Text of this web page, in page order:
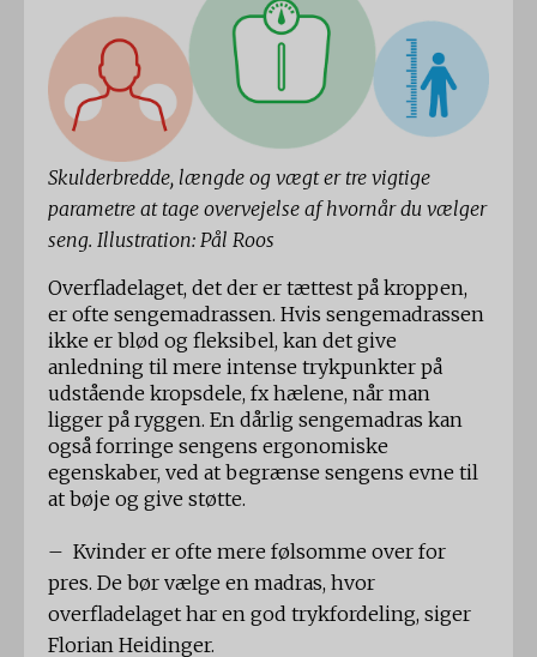
Skulderbredde, længde og vægt er tre vigtige
parametre at tage overvejelse af hvornår du vælger
seng. Illustration: Pål Roos
Overfladelaget, det der er tættest på kroppen,
er ofte sengemadrassen. Hvis sengemadrassen
ikke er blød og fleksibel, kan det give
anledning til mere intense trykpunkter på
udstående kropsdele, fx hælene, når man
ligger på ryggen. En dårlig sengemadras kan
også forringe sengens ergonomiske
egenskaber, ved at begrænse sengens evne til
at bøje og give støtte.
– Kvinder er ofte mere følsomme over for
pres. De bør vælge en madras, hvor
overfladelaget har en god trykfordeling, siger
Florian Heidinger.